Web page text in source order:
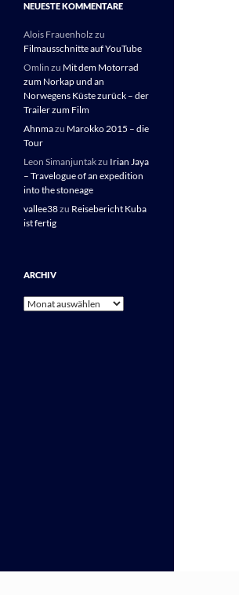
NEUESTE KOMMENTARE
Alois Frauenholz zu
Filmausschnitte auf YouTube
Omlin zu Mit dem Motorrad
zum Norkap und an
Norwegens Küste zurück – der
Trailer zum Film
Ahnmazu Marokko 2015 – die
Tour
Leon Simanjuntakzu Irian Jaya
– Travelogue of an expedition
into the stoneage
vallee38zu Reisebericht Kuba
ist fertig
ARCHIV
Archiv